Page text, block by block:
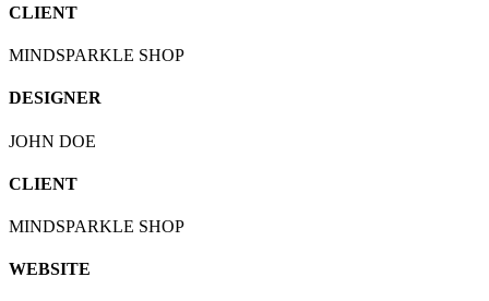
CLIENT
MINDSPARKLE SHOP
DESIGNER
JOHN DOE
CLIENT
MINDSPARKLE SHOP
WEBSITE